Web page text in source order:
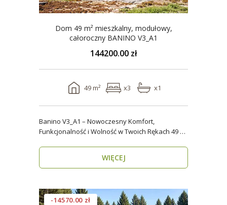
Dom 49 m² mieszkalny, modułowy,
całoroczny BANINO V3_A1
144200.00 zł
49 m² x3 x1
Banino V3_A1 – Nowoczesny Komfort,
Funkcjonalność i Wolność w Twoich Rękach 49 m²
WIĘCEJ
-14570.00 zł